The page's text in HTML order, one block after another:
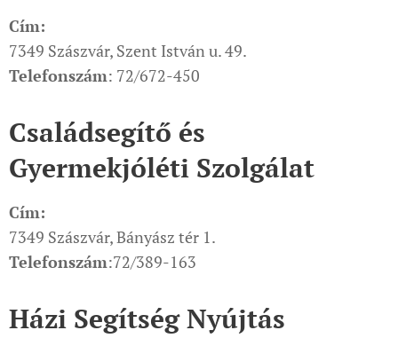
Cím:
7349 Szászvár, Szent István u. 49.
Telefonszám: 72/672-450
Családsegítő és
Gyermekjóléti Szolgálat
Cím:
7349 Szászvár, Bányász tér 1.
Telefonszám:72/389-163
Házi Segítség Nyújtás